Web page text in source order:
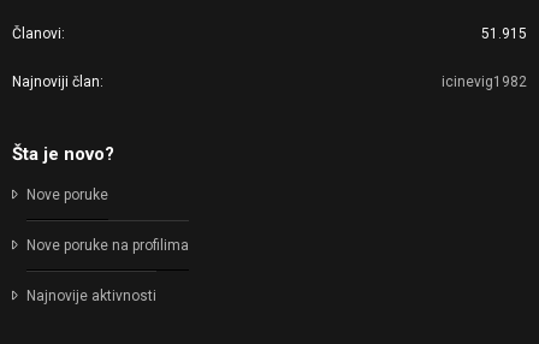
Članovi 51.915
Najnoviji član icinevig1982
Šta je novo?
Nove poruke
Nove poruke na profilima
Najnovije aktivnosti